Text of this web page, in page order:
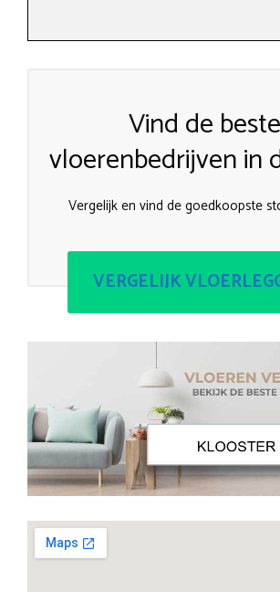
Vind de beste
vloerenbedrijven in
Vergelijk en vind de goedkoopste
VERGELIJK